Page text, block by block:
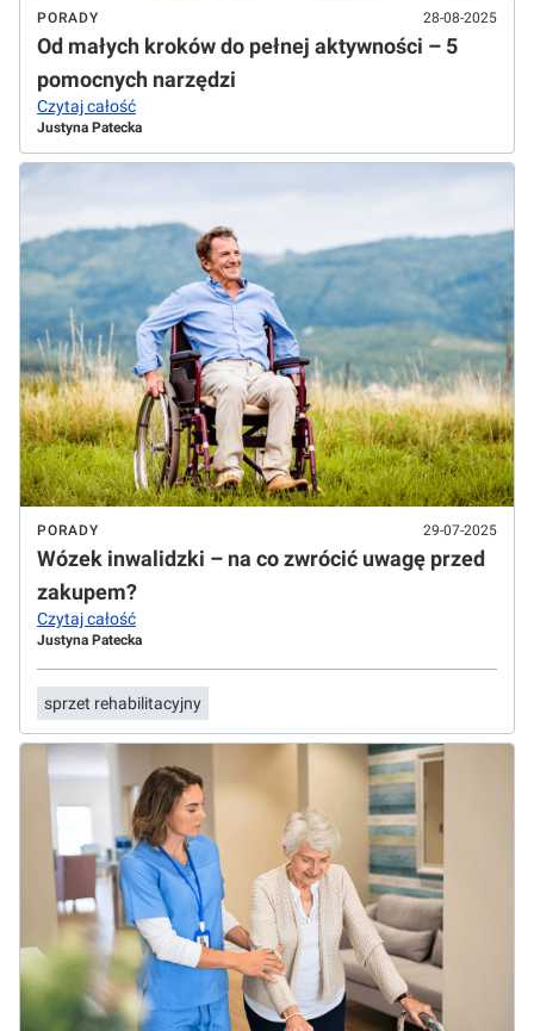
PORADY 28-08-2025
Od małych kroków do pełnej aktywności – 5
pomocnych narzędzi
Czytaj całość
Justyna Patecka
PORADY 29-07-2025
Wózek inwalidzki – na co zwrócić uwagę przed
zakupem?
Czytaj całość
Justyna Patecka
sprzet rehabilitacyjny